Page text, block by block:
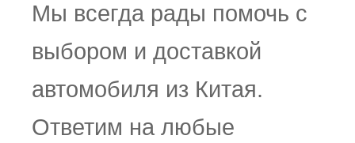
Мы всегда рады помочь с
выбором и доставкой
автомобиля из Китая.
Ответим на любые